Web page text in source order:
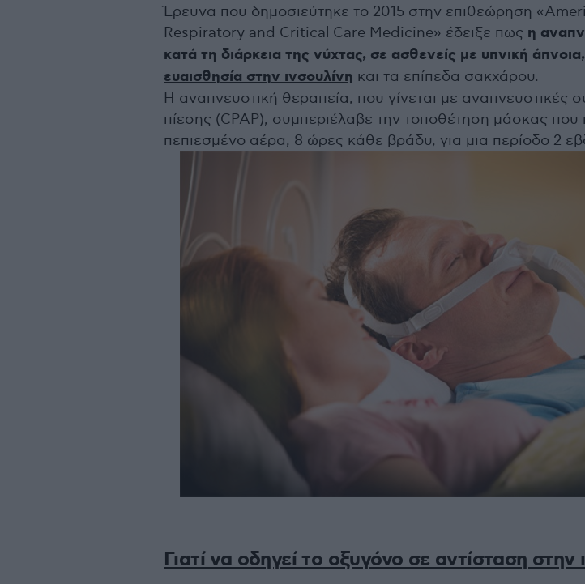
Έρευνα που δημοσιεύτηκε το 2015 στην επιθεώρηση
Respiratory and Critical Care Medicine» έδειξε πως η
κατά τη διάρκεια της νύχτας, σε ασθενείς με υπνική άπνοια,
ευαισθησία στην ινσουλίνη και τα επίπεδα σακχάρου.
Η αναπνευστική θεραπεία, που γίνεται με αναπνευστικές
πίεσης (CPAP), συμπεριέλαβε την τοποθέτηση μάσκας που
πεπιεσμένο αέρα, 8 ώρες κάθε βράδυ, για μια περίοδο 2
Γιατί να οδηγεί το οξυγόνο σε αντίσταση στην